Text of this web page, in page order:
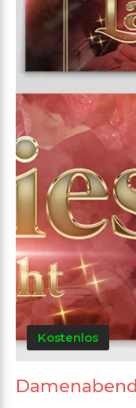
Kostenlos
Damenabend